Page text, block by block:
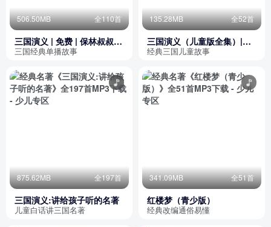
506.50MB 全110首
三国演义 | 免费 | 保林叔叔单
播版
三国经典单播故事
135.28MB 全52首
三国演义（儿童版全集）|儿
童睡前故事
经典三国儿童故事
875.62MB 全197首
三国演义:讲给孩子听的名著
儿童白话讲三国名著
341.09MB 全51首
红楼梦（青少版）
经典改编通俗易懂